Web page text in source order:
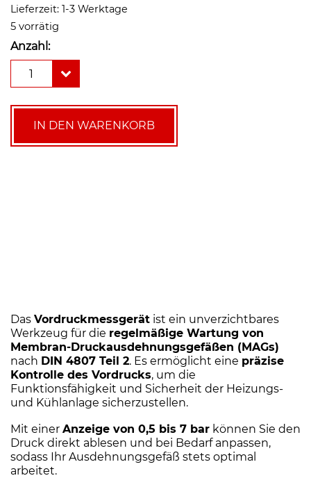
Lieferzeit: 1-3 Werktage
5 vorrätig
Anzahl:
Menge
1
IN DEN WARENKORB
Das Vordruckmessgerät ist ein unverzichtbares
Werkzeug für die regelmäßige Wartung von
Membran-Druckausdehnungsgefäßen (MAGs)
nach DIN 4807 Teil 2. Es ermöglicht eine präzise
Kontrolle des Vordrucks, um die
Funktionsfähigkeit und Sicherheit der Heizungs-
und Kühlanlage sicherzustellen.
Mit einer Anzeige von 0,5 bis 7 bar können Sie den
Druck direkt ablesen und bei Bedarf anpassen,
sodass Ihr Ausdehnungsgefäß stets optimal
arbeitet.